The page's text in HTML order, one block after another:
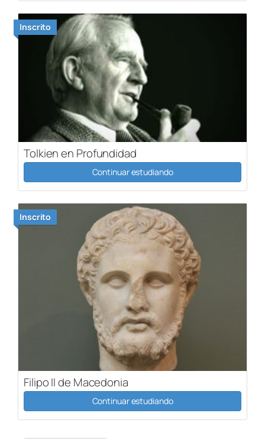
Inscrito
Tolkien en Profundidad
Continuar estudiando
Inscrito
Filipo II de Macedonia
Continuar estudiando